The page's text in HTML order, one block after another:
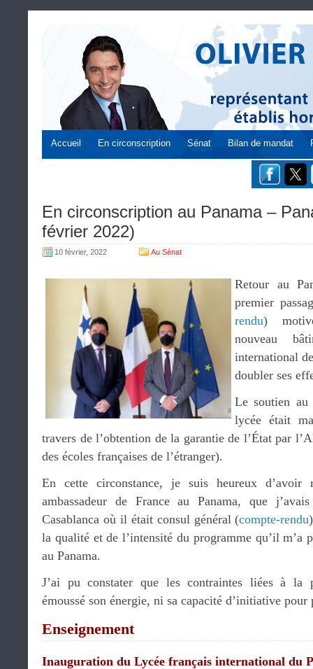
Accueil En circonscription Sénat Bilan de mandat
En circonscription au Panama –
février 2022)
10 février, 2022 Au Sénat
Retour au
premier
rendu)
nouveau
international
doubler ses
Le soutien au
lycée était
travers de l’obtention de la garantie de l’État par
des écoles françaises de l’étranger).
En cette circonstance, je suis heureux d’avoir
ambassadeur de France au Panama, que
Casablanca où il était consul général (compte-rendu
la qualité et de l’intensité du programme qu’il m’a
au Panama.
J’ai pu constater que les contraintes liées à la
émoussé son énergie, ni sa capacité d’initiative
Enseignement
Inauguration du Lycée français international du